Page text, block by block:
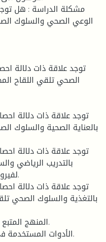
الوعي الصحي والسلوك
توجد علاقة ذات دلالة
الصحي تلقي اللقاح
بالعناية الصحية والسلوك
بالتدريب الرياضي
بالتغذية والسلوك الصحي